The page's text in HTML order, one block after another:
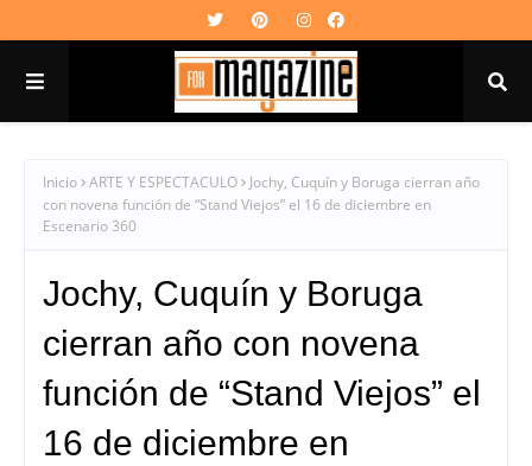
Inicio ARTE Y ESPECTACULO
Jochy, Cuquín y Boruga cierran año
con novena función de “Stand Viejos” el 16 de diciembre en
Escenario 360
Jochy, Cuquín y Boruga
cierran año con novena
función de “Stand Viejos” el
16 de diciembre en